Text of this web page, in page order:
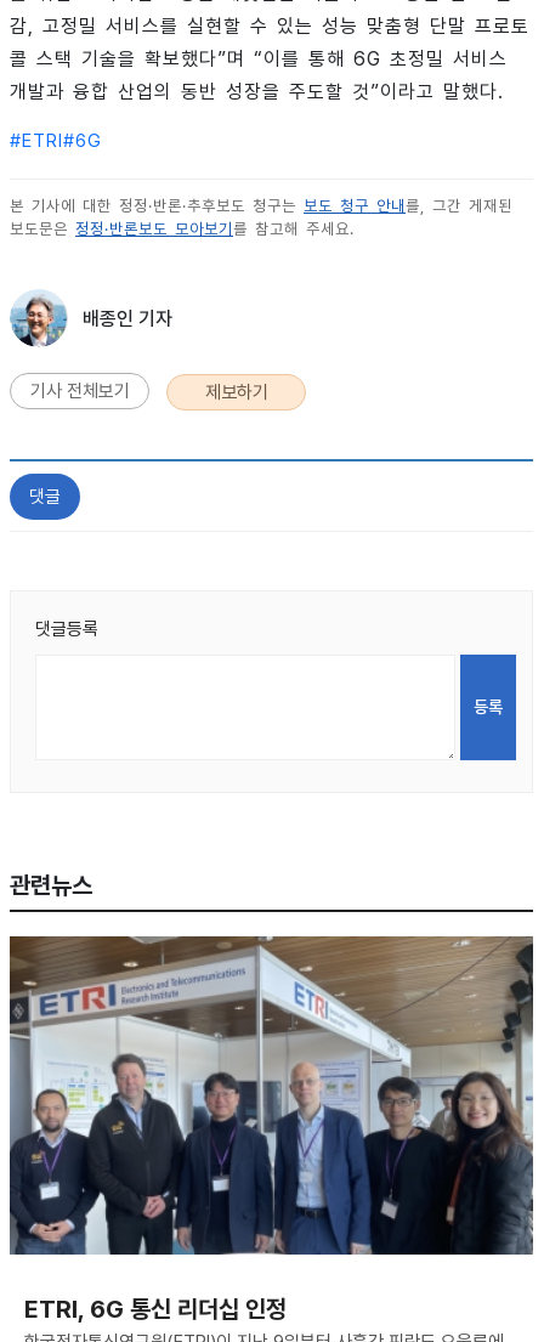
감, 고정밀 서비스를 실현할 수 있는 성능 맞춤형 단말 프로토
콜 스택 기술을 확보했다”며 “이를 통해 6G 초정밀 서비스
개발과 융합 산업의 동반 성장을 주도할 것”이라고 말했다.
#ETRI #6G
본 기사에 대한 정정·반론·추후보도 청구는 보도 청구 안내 를, 그간 게재된
보도문은 정정·반론보도 모아보기 를 참고해 주세요.
배종인 기자
기사 전체보기 제보하기
댓글
댓글등록
관련뉴스
ETRI, 6G 통신 리더십 인정